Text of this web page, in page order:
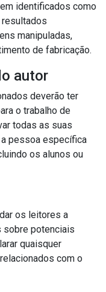
identificados como
manipuladas,
de fabricação.
autor
deverão ter
o trabalho de
todas as suas
pessoa específica
os alunos ou
os leitores a
sobre potenciais
quaisquer
com o